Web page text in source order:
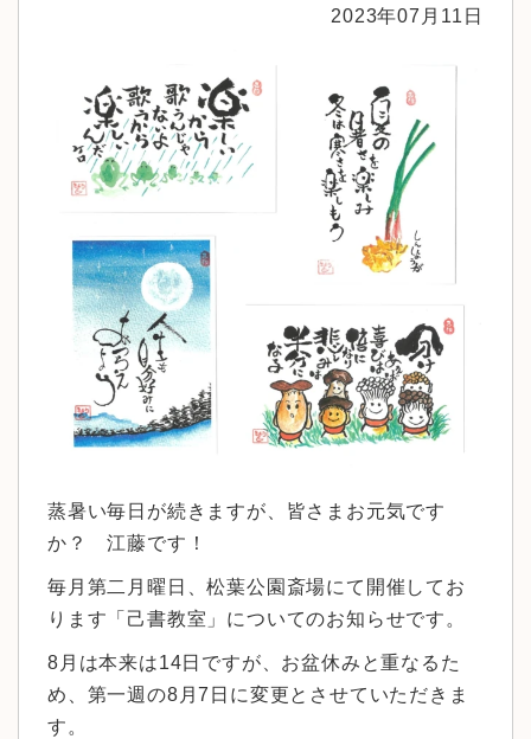
2023年07月11日
蒸暑い毎日が続きますが、皆さまお元気です
か？ 江藤です！
毎月第二月曜日、松葉公園斎場にて開催してお
ります「己書教室」についてのお知らせです。
8月は本来は14日ですが、お盆休みと重なるた
め、第一週の8月7日に変更とさせていただきま
す。